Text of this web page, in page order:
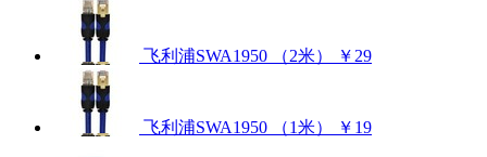
飞利浦SWA1950 （2米） ￥29
飞利浦SWA1950 （1米） ￥19